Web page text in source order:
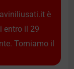
è
entro il 29
Torniamo il